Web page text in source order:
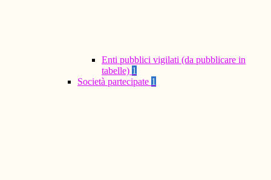
Enti pubblici vigilati (da pubblicare in
tabelle) 1
Società partecipate 1